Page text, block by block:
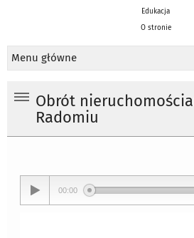
Edukacja
O stronie
Menu główne
Obrót
Radomiu
00:00